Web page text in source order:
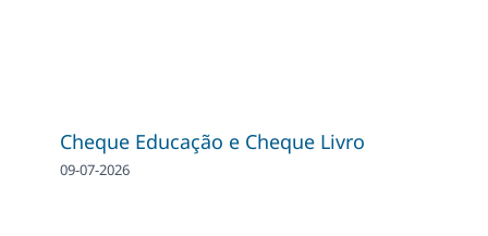
Cheque Educação e Cheque Livro
09-07-2026